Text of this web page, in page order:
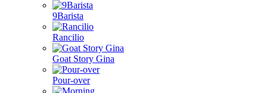
9Barista
Rancilio
Goat Story Gina
Pour-over